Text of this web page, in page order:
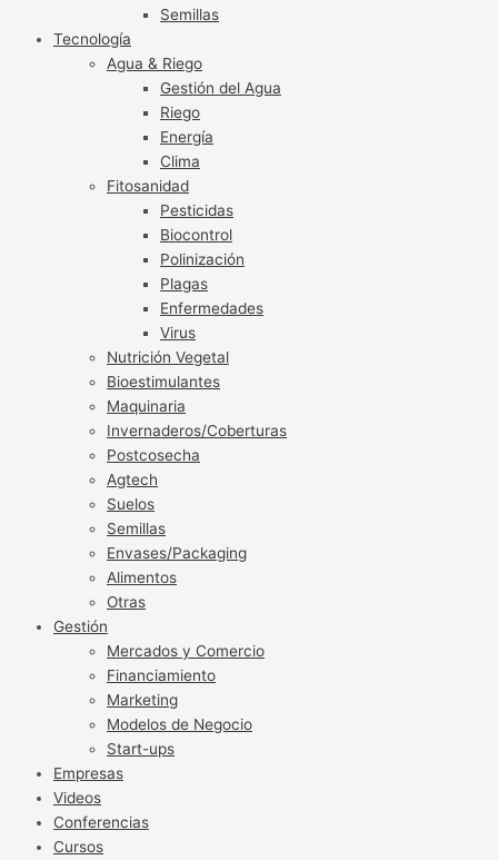
Semillas
Tecnología
Agua & Riego
Gestión del Agua
Riego
Energía
Clima
Fitosanidad
Pesticidas
Biocontrol
Polinización
Plagas
Enfermedades
Virus
Nutrición Vegetal
Bioestimulantes
Maquinaria
Invernaderos/Coberturas
Postcosecha
Agtech
Suelos
Semillas
Envases/Packaging
Alimentos
Otras
Gestión
Mercados y Comercio
Financiamiento
Marketing
Modelos de Negocio
Start-ups
Empresas
Videos
Conferencias
Cursos